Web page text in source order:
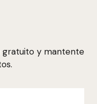
gratuito y mantente